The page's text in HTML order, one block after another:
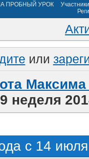
ПРОБНЫЙ УРОК
Участники
или
неделя
с 14